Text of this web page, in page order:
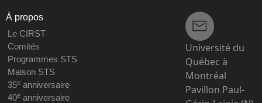
À propos
Le CIRST
Comités
Programmes STS
Maison STS
35eanniversaire
40eanniversaire
Université du
Québec à
Montréal
Pavillon Paul-